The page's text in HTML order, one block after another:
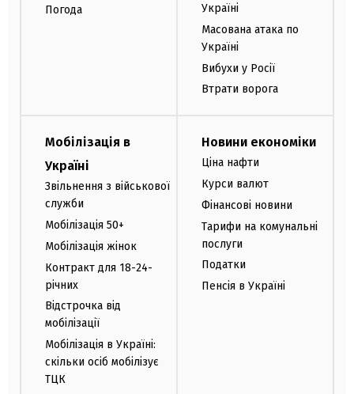
Погода
Україні
Масована атака по
Україні
Вибухи у Росії
Втрати ворога
Мобілізація в
Україні
Звільнення з військової
служби
Мобілізація 50+
Мобілізація жінок
Контракт для 18-24-
річних
Відстрочка від
мобілізації
Мобілізація в Україні:
скільки осіб мобілізує
ТЦК
Новини економіки
Ціна нафти
Курси валют
Фінансові новини
Тарифи на комунальні
послуги
Податки
Пенсія в Україні